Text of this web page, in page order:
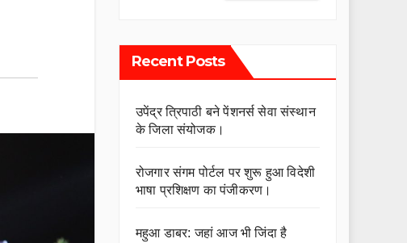
Recent Posts
उपेंद्र त्रिपाठी बने पेंशनर्स सेवा संस्थान
के जिला संयोजक।
रोजगार संगम पोर्टल पर शुरू हुआ विदेशी
भाषा प्रशिक्षण का पंजीकरण।
महुआ डाबर: जहां आज भी जिंदा है